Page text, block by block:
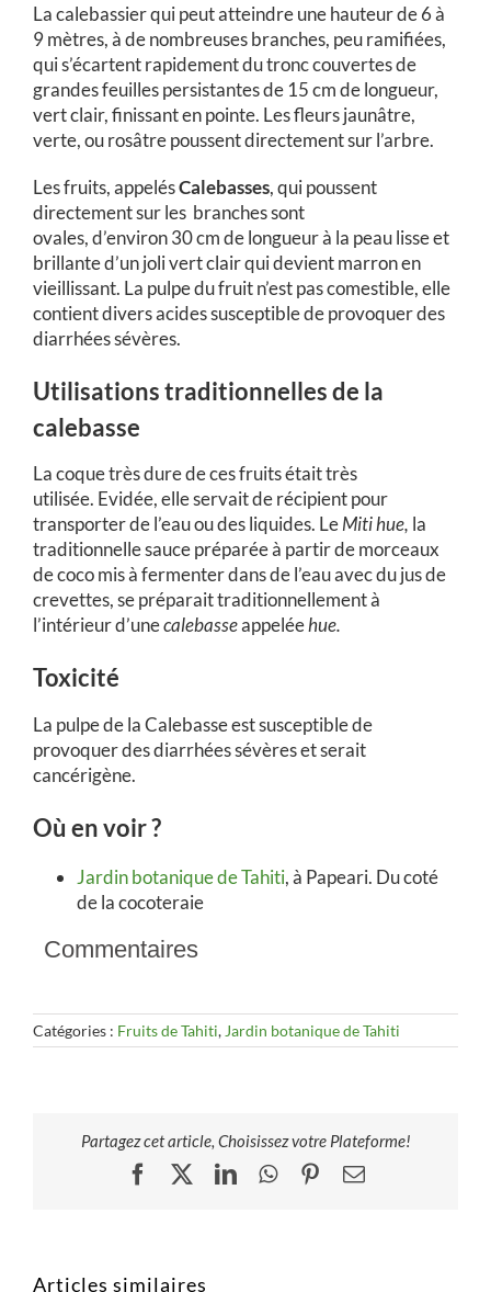
La calebassier qui peut atteindre une hauteur de 6 à
9 mètres, à de nombreuses branches, peu ramifiées,
qui s’écartent rapidement du tronc couvertes de
grandes feuilles persistantes de 15 cm de longueur,
vert clair, finissant en pointe. Les fleurs jaunâtre,
verte, ou rosâtre poussent directement sur l’arbre.
Les fruits, appelésCalebasses, qui poussent
directement sur les branches sont
ovales, d’environ 30 cm de longueur à la peau lisse et
brillante d’un joli vert clair qui devient marron en
vieillissant. La pulpe du fruit n’est pas comestible, elle
contient divers acides susceptible de provoquer des
diarrhées sévères.
Utilisations traditionnelles de la
calebasse
La coque très dure de ces fruits était très
utilisée. Evidée, elle servait de récipient pour
transporter de l’eau ou des liquides. LeMitihue, la
traditionnelle sauce préparée à partir de morceaux
de coco mis à fermenter dans de l’eau avec du jus de
crevettes, se préparait traditionnellement à
l’intérieur d’unecalebasseappeléehue.
Toxicité
La pulpe de la Calebasse est susceptible de
provoquer des diarrhées sévères et serait
cancérigène.
Où en voir ?
Jardin botanique de Tahiti, à Papeari. Du coté
de la cocoteraie
Commentaires
Catégories : Fruits de Tahiti, Jardin botanique de Tahiti
Partagez cet article, Choisissez votre Plateforme!
Facebook
X LinkedInWhatsApp
Pinterest
Email
Articles similaires